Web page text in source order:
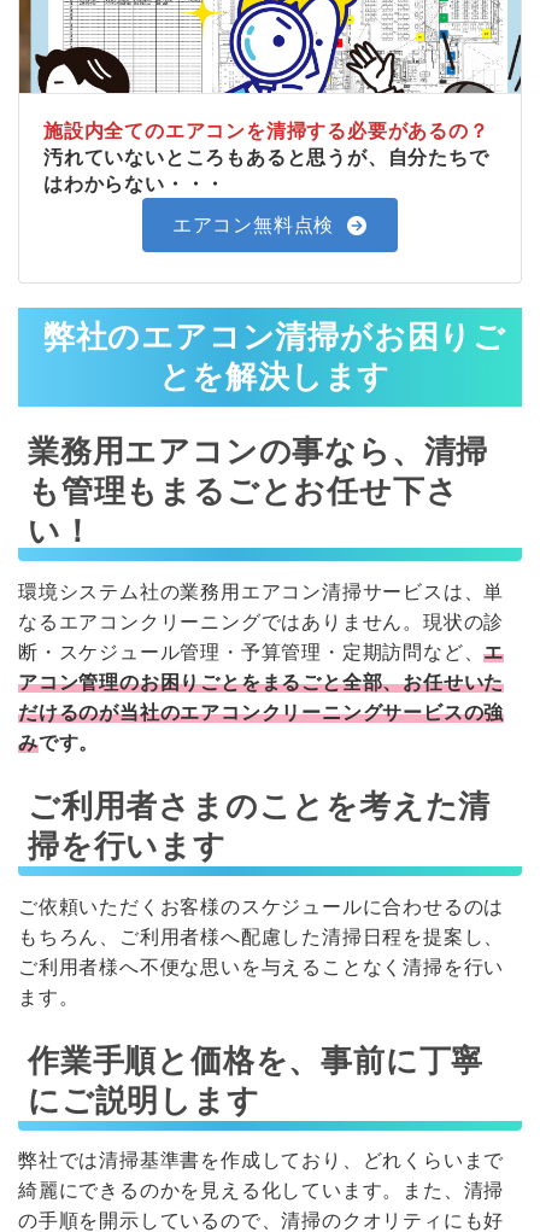
施設内全てのエアコンを清掃する必要があるの？
汚れていないところもあると思うが、自分たちで
はわからない・・・
エアコン無料点検
弊社のエアコン清掃がお困りご
とを解決します
業務用エアコンの事なら、清掃
も管理もまるごとお任せ下さ
い！
環境システム社の業務用エアコン清掃サービスは、単
なるエアコンクリーニングではありません。現状の診
断・スケジュール管理・予算管理・定期訪問など、エ
アコン管理のお困りごとをまるごと全部、お任せいた
だけるのが当社のエアコンクリーニングサービスの強
みです。
ご利用者さまのことを考えた清
掃を行います
ご依頼いただくお客様のスケジュールに合わせるのは
もちろん、ご利用者様へ配慮した清掃日程を提案し、
ご利用者様へ不便な思いを与えることなく清掃を行い
ます。
作業手順と価格を、事前に丁寧
にご説明します
弊社では清掃基準書を作成しており、どれくらいまで
綺麗にできるのかを見える化しています。また、清掃
の手順を開示しているので、清掃のクオリティにも好